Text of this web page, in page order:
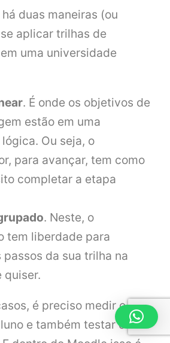
duas maneiras (ou
aplicar trilhas de
uma universidade
. É onde os objetivos de
estão em uma
Ou seja, o
para avançar, tem como
completar a etapa
. Neste, o
tem liberdade para
passos da sua trilha na
quiser.
é preciso medir o
e também testar o seu